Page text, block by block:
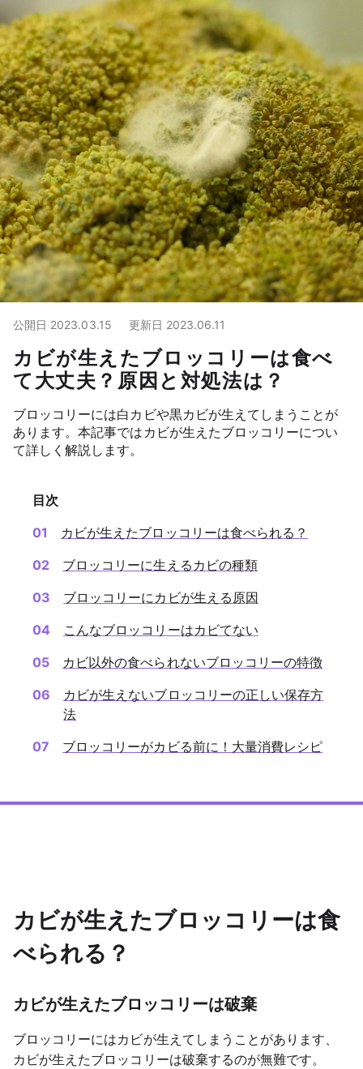
公開日 2023.03.15 更新日 2023.06.11
カビが生えたブロッコリーは食べ
て大丈夫？原因と対処法は？
ブロッコリーには白カビや黒カビが生えてしまうことが
あります。本記事ではカビが生えたブロッコリーについ
て詳しく解説します。
目次
カビが生えたブロッコリーは食べられる？
ブロッコリーに生えるカビの種類
ブロッコリーにカビが生える原因
こんなブロッコリーはカビてない
カビ以外の食べられないブロッコリーの特徴
カビが生えないブロッコリーの正しい保存方
法
ブロッコリーがカビる前に！大量消費レシピ
カビが生えたブロッコリーは食
べられる？
カビが生えたブロッコリーは破棄
ブロッコリーにはカビが生えてしまうことがあります、
カビが生えたブロッコリーは破棄するのが無難です。